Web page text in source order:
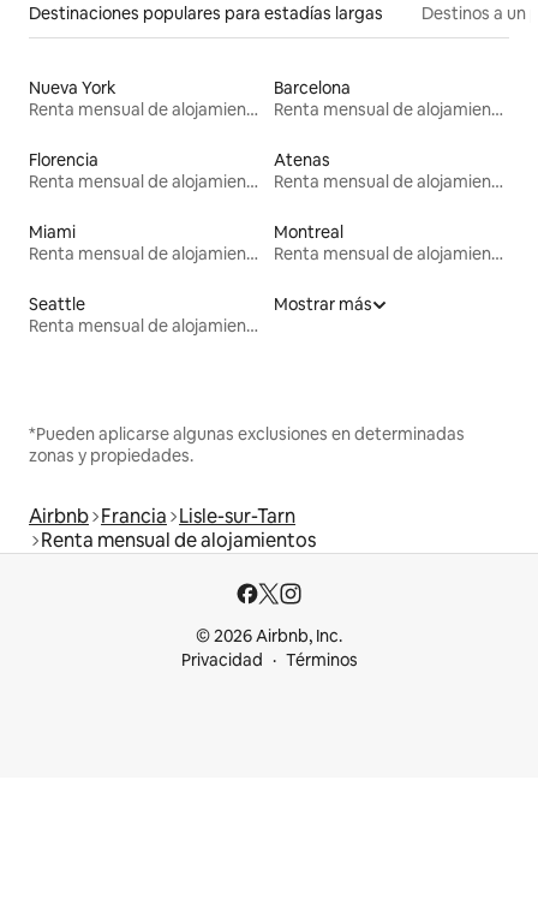
Destinaciones populares para estadías largas Destinos a un
Nueva York
Renta mensual de alojamientos
Barcelona
Renta mensual de alojamientos
Florencia
Renta mensual de alojamientos
Atenas
Renta mensual de alojamientos
Miami
Renta mensual de alojamientos
Montreal
Renta mensual de alojamientos
Seattle
Renta mensual de alojamientos
Mostrar más
*Pueden aplicarse algunas exclusiones en determinadas
zonas y propiedades.
Airbnb Francia Lisle-sur-Tarn
Renta mensual de alojamientos
© 2026 Airbnb, Inc.
Privacidad
Términos